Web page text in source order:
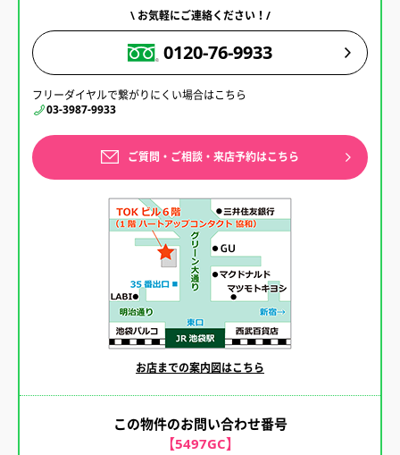
\ お気軽にご連絡ください！/
0120-76-9933
フリーダイヤルで繋がりにくい場合はこちら
03-3987-9933
ご質問・ご相談・来店予約はこちら
お店までの案内図はこちら
この物件のお問い合わせ番号
【5497GC】